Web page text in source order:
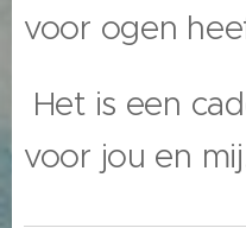
voor ogen
Het is een
voor jou en